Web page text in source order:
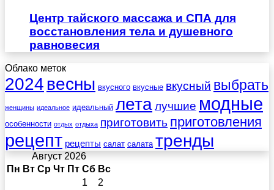
Центр тайского массажа и СПА для
восстановления тела и душевного
равновесия
Облако меток
2024 весны вкусного вкусные вкусный выбрать
женщины идеальное идеальный леталучшие модные
особенности отдых отдыха приготовить приготовления
рецепт рецепты салат салата тренды
Август 2026
Пн Вт Ср Чт Пт Сб Вс
1
2